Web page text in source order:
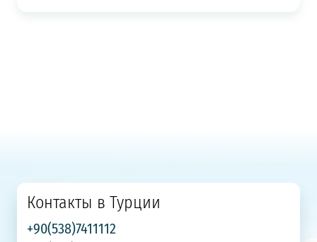
Контакты в Турции
+90(538)7411112